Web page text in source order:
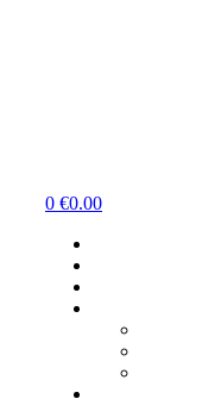
0 €0.00